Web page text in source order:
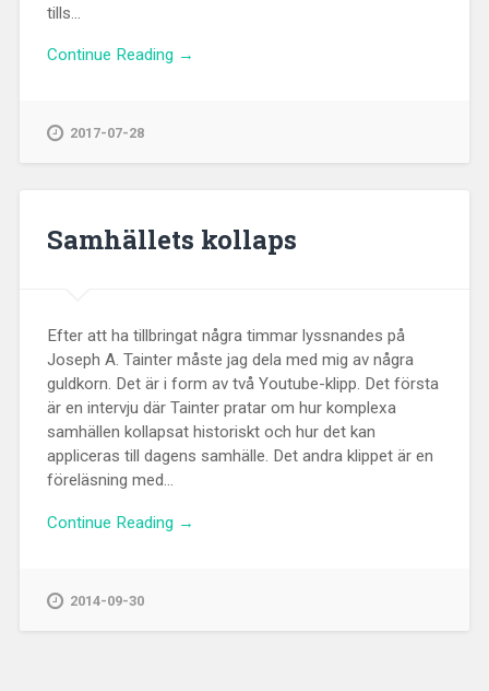
tills...
Continue Reading →
2017-07-28
Samhällets kollaps
Efter att ha tillbringat några timmar lyssnandes på
Joseph A. Tainter måste jag dela med mig av några
guldkorn. Det är i form av två Youtube-klipp. Det första
är en intervju där Tainter pratar om hur komplexa
samhällen kollapsat historiskt och hur det kan
appliceras till dagens samhälle. Det andra klippet är en
föreläsning med...
Continue Reading →
2014-09-30